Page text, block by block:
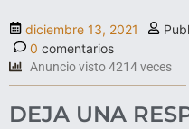
diciembre 13, 2021
0 comentarios
Anuncio visto 4214 veces
DEJA UNA